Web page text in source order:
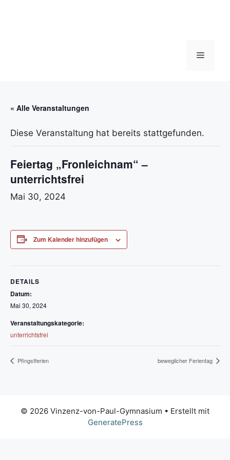
Menü
« Alle Veranstaltungen
Diese Veranstaltung hat bereits stattgefunden.
Feiertag „Fronleichnam“ –
unterrichtsfrei
Mai 30, 2024
Zum Kalender hinzufügen
DETAILS
Datum:
Mai 30, 2024
Veranstaltungskategorie:
unterrichtsfrei
Pfingstferien beweglicher Ferientag
© 2026 Vinzenz-von-Paul-Gymnasium • Erstellt mit
GeneratePress